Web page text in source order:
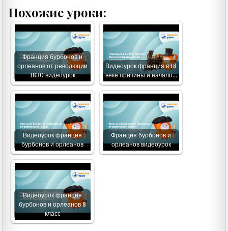
Похожие уроки:
Франция бурбонов и
орлеанов от революции
1830 видеоурок
Видеоурок франция в 18
веке причины и начало…
Видеоурок франция
бурбонов и орлеанов
Франция бурбонов и
орлеанов видеоурок
Видеоурок франция
бурбонов и орлеанов 8
класс